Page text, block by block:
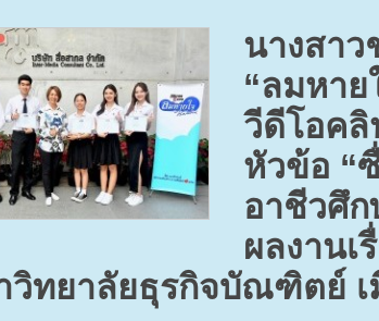
นางสาว
“ลมหาย
วีดีโอค
หัวข้อ “
อาชีวศึก
ผลงานเ
วิทยาลัยธุรกิจบัณฑิตย์ เ